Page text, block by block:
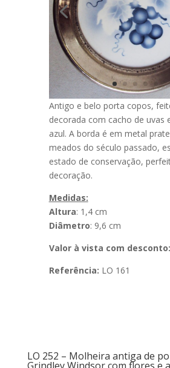
Antigo e belo porta copos,
decorada com cacho de uvas
azul. A borda é em metal
meados do século passado,
estado de conservação,
decoração.
Medidas:
Altura: 1,4 cm
Diâmetro: 9,6 cm
Valor à vista com desconto:
Referência: LO 161
LO 252 – Molheira antiga de